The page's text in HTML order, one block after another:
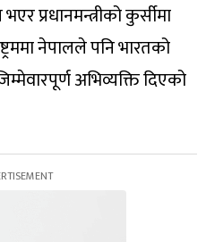
प्रधानमन्त्रीको कुर्सीमा
नेपालले पनि भारतको
अभिव्यक्ति दिएको